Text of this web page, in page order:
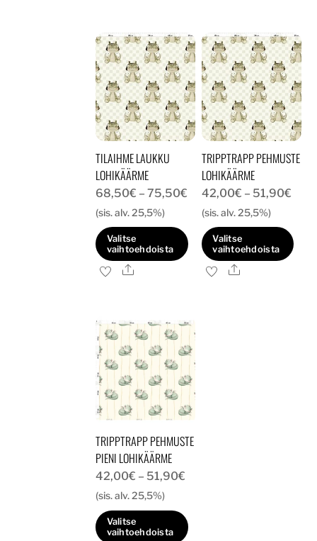
TILAIHME LAUKKU
LOHIKÄÄRME
68,50€ – 75,50€ Hintaluokka:
68,50€
75,50€
(sis. alv. 25,5%)
Valitse
vaihtoehdoista
Tällä
useampi
muunnelma.
Voit
tehdä
valinnat
tuotteen
sivulla.
Ale
TRIPPTRAPP PEHMUSTE
LOHIKÄÄRME
42,00€ – 51,90€
(sis. alv. 25,5%)
Valitse
vaihtoehdoista
Tällä
Ale
TRIPPTRAPP PEHMUSTE
PIENI LOHIKÄÄRME
42,00€ – 51,90€
-
51,90€
(sis. alv. 25,5%)
Valitse
vaihtoehdoista